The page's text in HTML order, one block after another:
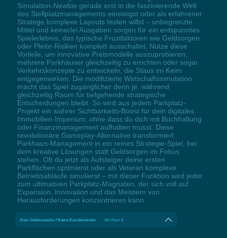
Simulation-Newbie gerade erst in die faszinierende Welt
des Stellplatzmanagements einsteigst oder als erfahrener
Stratege komplexe Layouts testen willst – unbegrenzte
Mittel und keinerlei Ausgaben sorgen für ein entspanntes
Spielerlebnis, das typische Frustfaktoren wie Geldsorgen
oder Pleite-Risiken komplett ausschaltet. Nutze diese
Vorteile, um innovative Preismodelle auszuprobieren,
mehrere Parkhäuser gleichzeitig zu errichten oder sogar
Verkehrskonzepte zu entwickeln, die Staus im Keim
entgegenwirken. Die modifizierte Wirtschaftssimulation
macht das Spiel zugänglicher denn je, während
gleichzeitig Raum für tiefgehende strategische
Entscheidungen bleibt. So wird aus jedem Parkplatz-
Projekt ein wahrer Sichtbarkeits-Boost für dein digitales
Immobilien-Imperium, ohne dass du dich mit Buchhaltung
oder Finanzmanagement aufhalten musst. Diese
revolutionäre Gameplay-Alternative transformiert
Parkhaus-Management in ein reines Strategie-Spiel, bei
dem kreative Lösungen statt Geldsorgen im Fokus
stehen. Ob du jetzt als Aufsteiger deine ersten
Parkflächen optimierst oder als Veteran komplexe
Betriebsabläufe simulierst – mit dieser Funktion wird jeder
zum ultimativen Parkplatz-Magnaten, der sich voll auf
Expansion, Innovation und das Meistern von
Herausforderungen konzentrieren kann.
Kein Geldzuwachs / Keine Kundenstrafe Alt+Num 8